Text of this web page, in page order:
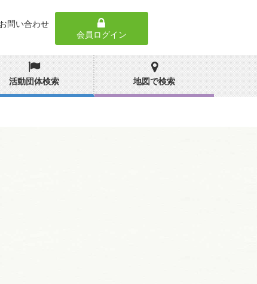
お問い合わせ
会員ログイン
活動団体検索 地図で検索